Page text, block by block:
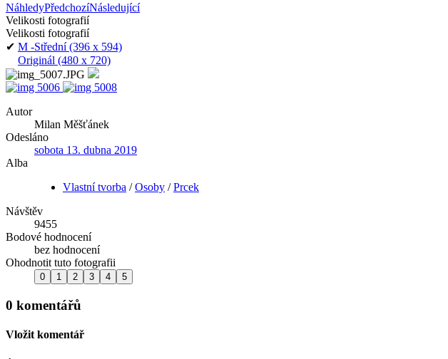
NáhledyPředchozíNásledující
Velikosti fotografií
Velikosti fotografií
✔ M -Střední(396 x 594)
Originál (480 x 720)
Autor
Milan Měšťánek
Odesláno
sobota 13. dubna 2019
Alba
Vlastní tvorba /Osoby /Prcek
Návštěv
9455
Bodové hodnocení
bez hodnocení
Ohodnotit tuto fotografii
0 komentářů
Vložit komentář